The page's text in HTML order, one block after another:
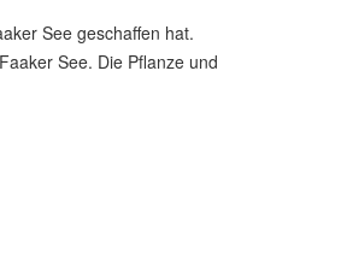
See geschaffen hat.
See. Die Pflanze und